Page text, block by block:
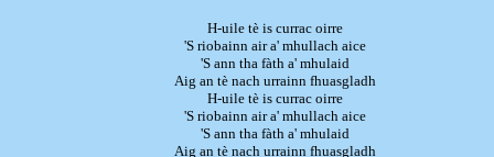
H-uile tè is currac oirre
'S riobainn air a' mhullach aice
'S ann tha fàth a' mhulaid
Aig an tè nach urrainn fhuasgladh
H-uile tè is currac oirre
'S riobainn air a' mhullach aice
'S ann tha fàth a' mhulaid
Aig an tè nach urrainn fhuasgladh